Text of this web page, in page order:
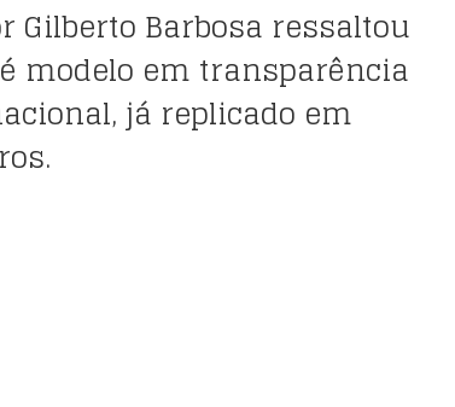
Gilberto Barbosa ressaltou
é modelo em transparência
já replicado em